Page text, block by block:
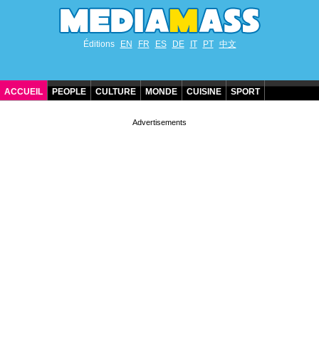
Éditions EN FR ES DE IT PT 中文
ACCUEIL PEOPLE CULTURE MONDE CUISINE SPORT